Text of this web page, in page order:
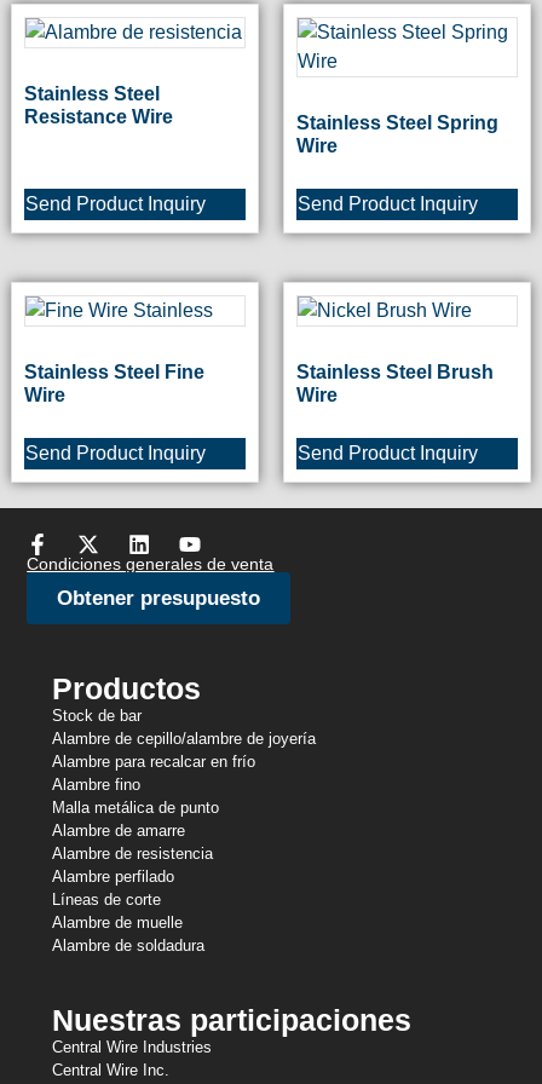
Stainless Steel
Resistance Wire
Send Product Inquiry
Stainless Steel Spring
Wire
Send Product Inquiry
Stainless Steel Fine
Wire
Send Product Inquiry
Stainless Steel Brush
Wire
Send Product Inquiry
Condiciones generales de venta
Obtener presupuesto
Productos
Stock de bar
Alambre de cepillo/alambre de joyería
Alambre para recalcar en frío
Alambre fino
Malla metálica de punto
Alambre de amarre
Alambre de resistencia
Alambre perfilado
Líneas de corte
Alambre de muelle
Alambre de soldadura
Nuestras participaciones
Central Wire Industries
Central Wire Inc.